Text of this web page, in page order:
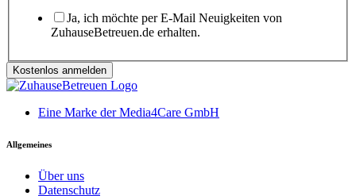
Ja, ich möchte per E-Mail Neuigkeiten von
ZuhauseBetreuen.de erhalten.
Kostenlos anmelden
Eine Marke der Media4Care GmbH
Allgemeines
Über uns
Datenschutz